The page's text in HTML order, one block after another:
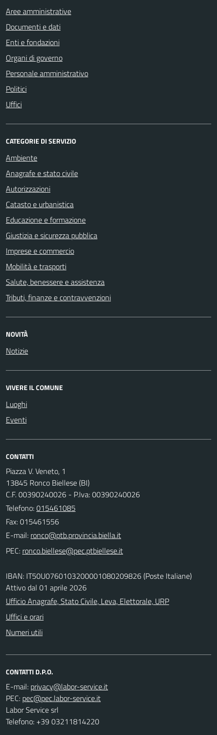
Aree amministrative
Documenti e dati
Enti e fondazioni
Organi di governo
Personale amministrativo
Politici
Uffici
CATEGORIE DI SERVIZIO
Ambiente
Anagrafe e stato civile
Autorizzazioni
Catasto e urbanistica
Educazione e formazione
Giustizia e sicurezza pubblica
Imprese e commercio
Mobilità e trasporti
Salute, benessere e assistenza
Tributi, finanze e contravvenzioni
NOVITÀ
Notizie
VIVERE IL COMUNE
Luoghi
Eventi
CONTATTI
Piazza V. Veneto, 1
13845 Ronco Biellese (BI)
C.F. 00390240026 - P.Iva: 00390240026
Telefono:015461085
Fax: 015461556
E-mail:
PEC:
IBAN: IT50U0760103200001080209826 (Poste Italiane)
Attivo dal 01 aprile 2026
Ufficio Anagrafe, Stato Civile, Leva, Elettorale, URP
Uffici e orari
Numeri utili
CONTATTI D.P.O.
E-mail:
PEC:
Labor Service srl
Telefono: +39 03211814220